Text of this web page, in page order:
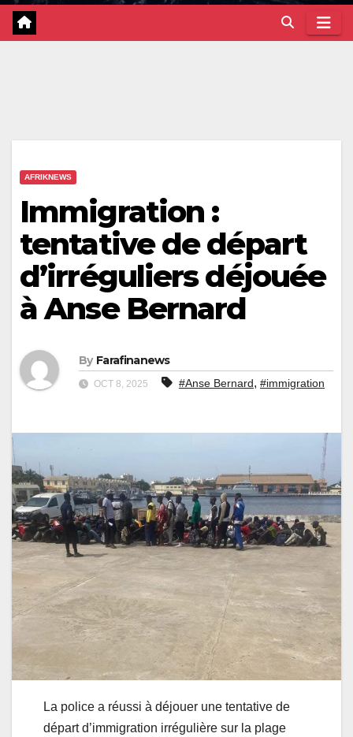
AFRIKNEWS
Immigration :
tentative de départ
d’irréguliers déjouée
à Anse Bernard
By Farafinanews
OCT 8, 2025 #Anse Bernard, #immigration
La police a réussi à déjouer une tentative de
départ d’immigration irrégulière sur la plage